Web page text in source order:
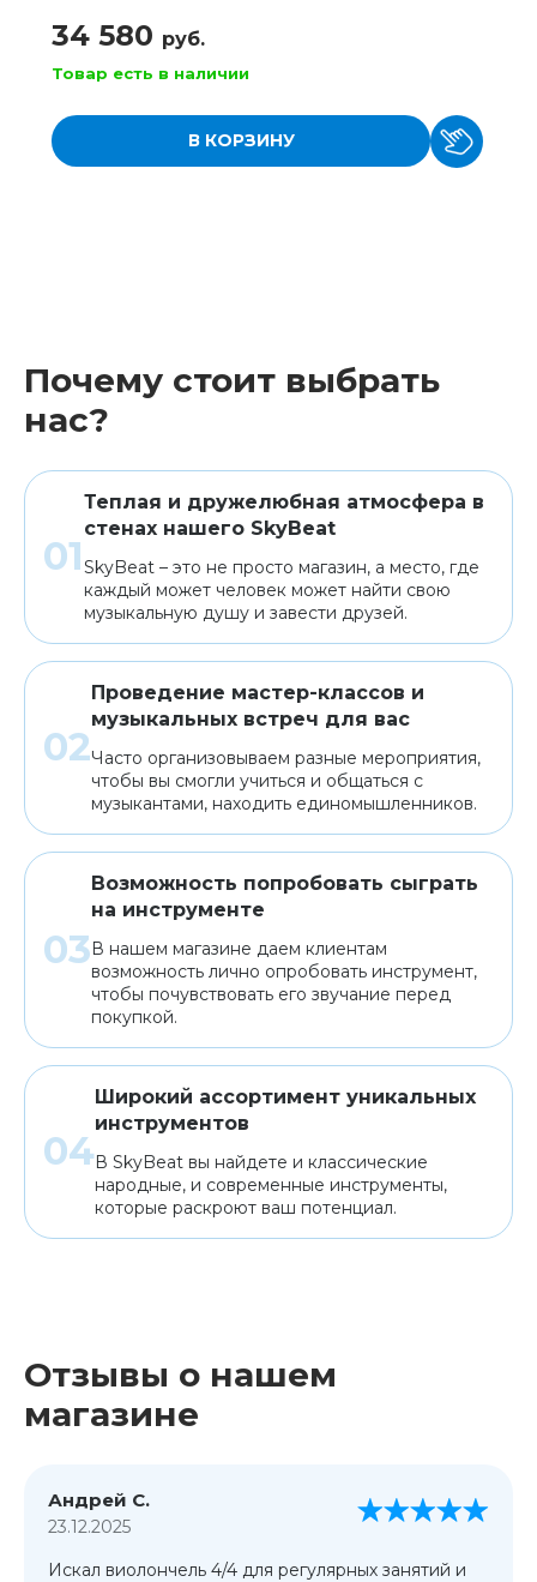
34 580 руб.
Товар есть в наличии
В КОРЗИНУ
Почему стоит выбрать
нас?
Теплая и дружелюбная атмосфера в
стенах нашего SkyBeat
SkyBeat – это не просто магазин, а место, где
каждый может человек может найти свою
музыкальную душу и завести друзей.
Проведение мастер-классов и
музыкальных встреч для вас
Часто организовываем разные мероприятия,
чтобы вы смогли учиться и общаться с
музыкантами, находить единомышленников.
Возможность попробовать сыграть
на инструменте
В нашем магазине даем клиентам
возможность лично опробовать инструмент,
чтобы почувствовать его звучание перед
покупкой.
Широкий ассортимент уникальных
инструментов
В SkyBeat вы найдете и классические
народные, и современные инструменты,
которые раскроют ваш потенциал.
Отзывы о нашем
магазине
Андрей С.
23.12.2025
Искал виолончель 4/4 для регулярных занятий и